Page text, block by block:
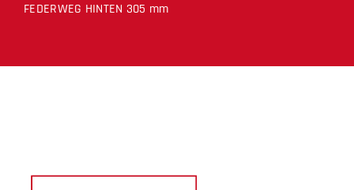
FEDERWEG HINTEN 305 mm